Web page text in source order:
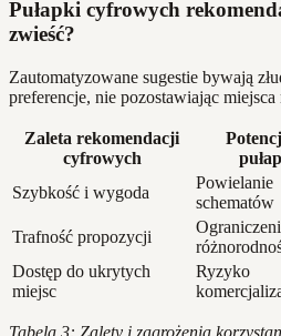
Pułapki cyfrowych
zwieść?
Zautomatyzowane sugestie bywają
preferencje, nie pozostawiając miejsca
Zaleta rekomendacji
cyfrowych
Szybkość i wygoda
Powielanie
schematów
Trafność propozycji
Dostęp do ukrytych
miejsc
Ryzyko
Tabela 3: Zalety i zagrożenia